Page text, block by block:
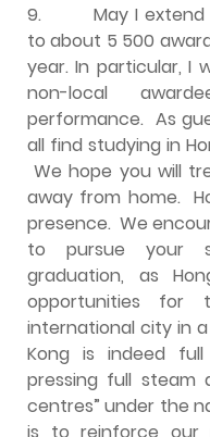
9. May I extend
to about 5 500
year. In particular, I
non-local
performance. As
all find studying in
We hope you will
away from home.
presence. We
to pursue your
graduation, as
opportunities
international city in
Kong is indeed
pressing full steam
centres” under the